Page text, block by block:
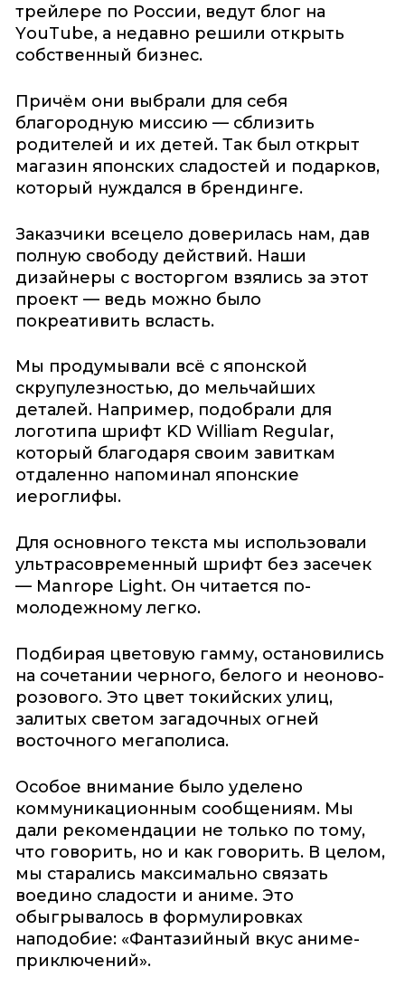
трейлере по России, ведут блог на
YouTube, а недавно решили открыть
собственный бизнес.
Причём они выбрали для себя
благородную миссию — сблизить
родителей и их детей. Так был открыт
магазин японских сладостей и подарков,
который нуждался в брендинге.
Заказчики всецело доверилась нам, дав
полную свободу действий. Наши
дизайнеры с восторгом взялись за этот
проект — ведь можно было
покреативить всласть.
Мы продумывали всё с японской
скрупулезностью, до мельчайших
деталей. Например, подобрали для
логотипа шрифт KD William Regular,
который благодаря своим завиткам
отдаленно напоминал японские
иероглифы.
Для основного текста мы использовали
ультрасовременный шрифт без засечек
— Manrope Light. Он читается по-
молодежному легко.
Подбирая цветовую гамму, остановились
на сочетании черного, белого и неоново-
розового. Это цвет токийских улиц,
залитых светом загадочных огней
восточного мегаполиса.
Особое внимание было уделено
коммуникационным сообщениям. Мы
дали рекомендации не только по тому,
что говорить, но и как говорить. В целом,
мы старались максимально связать
воедино сладости и аниме. Это
обыгрывалось в формулировках
наподобие: «Фантазийный вкус аниме-
приключений».